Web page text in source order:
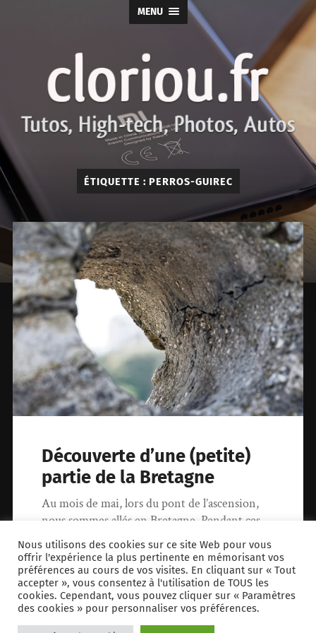
MENU
cloriou.fr
ÉTIQUETTE : PERROS-GUIREC
Découverte d’une (petite)
partie de la Bretagne
Au mois de mai, lors du pont de l’ascension,
nous sommes allés en Bretagne. Pendant ces
quelques jours, nous avons…
22 juin 2016 2
Nous utilisons des cookies sur ce site Web pour vous
offrir l'expérience la plus pertinente en mémorisant vos
préférences au cours de vos visites. En cliquant sur « Tout
accepter », vous consentez à l'utilisation de TOUS les
cookies. Cependant, vous pouvez cliquer sur « Paramètres
des cookies » pour personnaliser vos préférences.